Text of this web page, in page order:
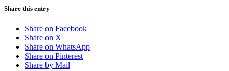
Share this entry
Share on Facebook
Share on X
Share on WhatsApp
Share on Pinterest
Share by Mail